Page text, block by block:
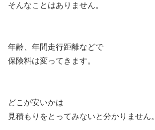
そんなことはありません。
年齢、年間走行距離などで
保険料は変ってきます。
どこが安いかは
見積もりをとってみないと分かりません